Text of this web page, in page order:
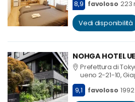
8,9 favoloso 223
Vedi disponibilità
NOHGA HOTEL
Prefettura di
ueno 2-21-10,
9,1
favoloso